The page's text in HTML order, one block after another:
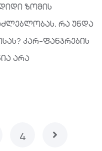
ზომის
რა უნდა
კარ-ფანჯრების
არა
4